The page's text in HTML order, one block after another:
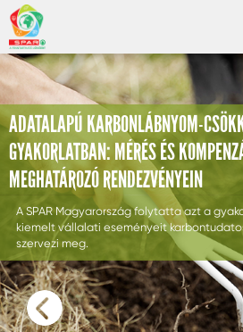
ADATALAPÚ KARBONLÁBNYOM-
GYAKORLATBAN: MÉRÉS ÉS
MEGHATÁROZÓ RENDEZVÉNYEIN
A SPAR Magyarország folytatta azt a
kiemelt vállalati eseményeit
szervezi meg.